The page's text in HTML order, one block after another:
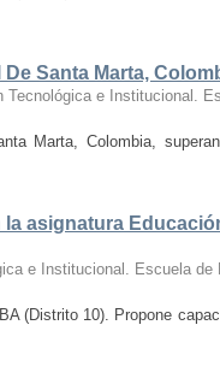
Santa Marta,
Tecnológica e Institucional.
Marta, Colombia,
asignatura
e Institucional. Escuela de
(Distrito 10). Propone